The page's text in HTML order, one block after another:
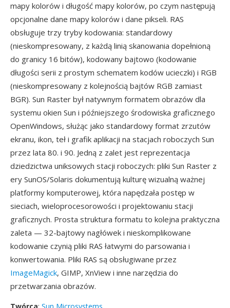
mapy kolorów i długość mapy kolorów, po czym następują
opcjonalne dane mapy kolorów i dane pikseli. RAS
obsługuje trzy tryby kodowania: standardowy
(nieskompresowany, z każdą linią skanowania dopełnioną
do granicy 16 bitów), kodowany bajtowo (kodowanie
długości serii z prostym schematem kodów ucieczki) i RGB
(nieskompresowany z kolejnością bajtów RGB zamiast
BGR). Sun Raster był natywnym formatem obrazów dla
systemu okien Sun i późniejszego środowiska graficznego
OpenWindows, służąc jako standardowy format zrzutów
ekranu, ikon, teł i grafik aplikacji na stacjach roboczych Sun
przez lata 80. i 90. Jedną z zalet jest reprezentacja
dziedzictwa uniksowych stacji roboczych: pliki Sun Raster z
ery SunOS/Solaris dokumentują kulturę wizualną ważnej
platformy komputerowej, która napędzała postęp w
sieciach, wieloprocesorowości i projektowaniu stacji
graficznych. Prosta struktura formatu to kolejna praktyczna
zaleta — 32-bajtowy nagłówek i nieskomplikowane
kodowanie czynią pliki RAS łatwymi do parsowania i
konwertowania. Pliki RAS są obsługiwane przez
ImageMagick, GIMP, XnView i inne narzędzia do
przetwarzania obrazów.